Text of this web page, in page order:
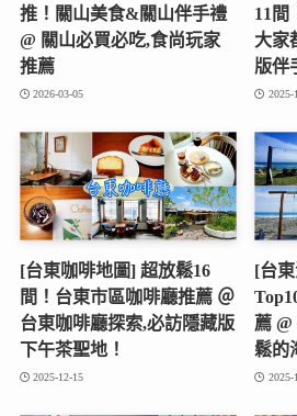
推！關山美食&關山伴手禮
@ 關山必買必吃,食尚玩家
推薦
2026-03-05
11間
大家
版伴
2025-
[台東咖啡地圖] 超放鬆16
間！台東市區咖啡廳推薦 ＠
台東咖啡廳探索,必訪隱藏版
下午茶聖地！
2025-12-15
[台
薦
鬆的
2025-